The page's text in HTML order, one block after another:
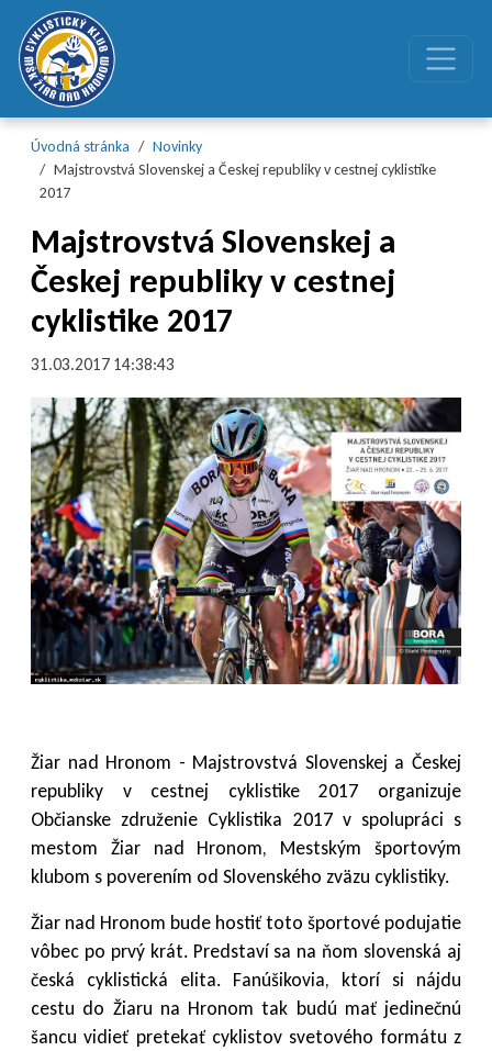
Preskočiť na obsah
Preskočiť na hlavné menu
Úvodná stránka
Novinky
Majstrovstvá Slovenskej a Českej republiky v cestnej cyklistike
2017
Majstrovstvá Slovenskej a
Českej republiky v cestnej
cyklistike 2017
31.03.2017 14:38:43
Žiar nad Hronom - Majstrovstvá Slovenskej a Českej
republiky v cestnej cyklistike 2017 organizuje
Občianske združenie Cyklistika 2017 v spolupráci s
mestom Žiar nad Hronom, Mestským športovým
klubom s poverením od Slovenského zväzu cyklistiky.
Žiar nad Hronom bude hostiť toto športové podujatie
vôbec po prvý krát. Predstaví sa na ňom slovenská aj
česká cyklistická elita. Fanúšikovia, ktorí si nájdu
cestu do Žiaru na Hronom tak budú mať jedinečnú
šancu vidieť pretekať cyklistov svetového formátu z